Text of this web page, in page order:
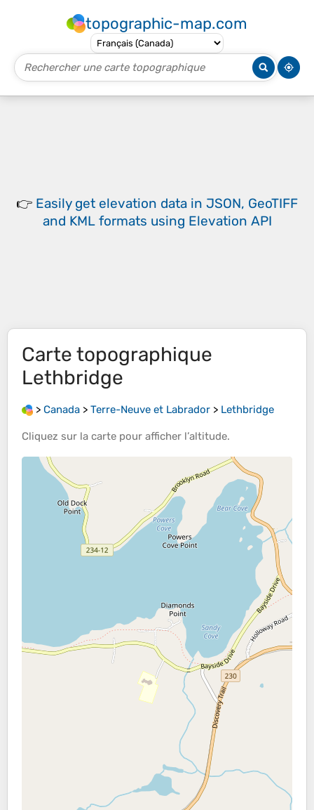
topographic-map.com
👉 Easily get elevation data in JSON, GeoTIFF
and KML formats using Elevation API
Carte topographique
Lethbridge
> Canada > Terre-Neuve et Labrador > Lethbridge
Cliquez sur la carte pour afficher l’altitude.